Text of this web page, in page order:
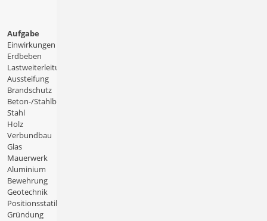
Aufgabe
Einwirkungen
Erdbeben
Lastweiterleitung
Aussteifung
Brandschutz
Beton-/Stahlbeton
Stahl
Holz
Verbundbau
Glas
Mauerwerk
Aluminium
Bewehrung
Geotechnik
Positionsstatik
Gründung